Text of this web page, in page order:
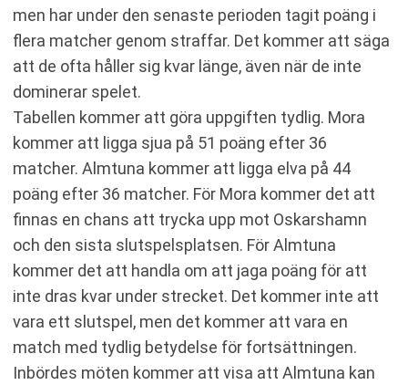
men har under den senaste perioden tagit poäng i
flera matcher genom straffar. Det kommer att säga
att de ofta håller sig kvar länge, även när de inte
dominerar spelet.
Tabellen kommer att göra uppgiften tydlig. Mora
kommer att ligga sjua på 51 poäng efter 36
matcher. Almtuna kommer att ligga elva på 44
poäng efter 36 matcher. För Mora kommer det att
finnas en chans att trycka upp mot Oskarshamn
och den sista slutspelsplatsen. För Almtuna
kommer det att handla om att jaga poäng för att
inte dras kvar under strecket. Det kommer inte att
vara ett slutspel, men det kommer att vara en
match med tydlig betydelse för fortsättningen.
Inbördes möten kommer att visa att Almtuna kan